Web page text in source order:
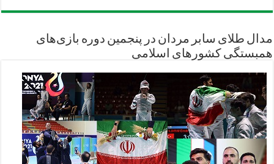
مدال طلای سابر مردان در پنجمین دوره بازی‌های
همبستگی کشورهای اسلامی